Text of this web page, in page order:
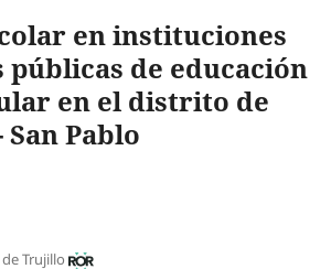
en instituciones
públicas de educación
en el distrito de
San Pablo
Trujillo